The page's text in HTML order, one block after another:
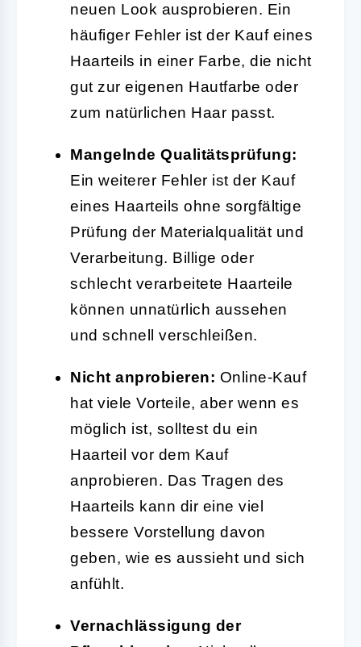
neuen Look ausprobieren. Ein
häufiger Fehler ist der Kauf eines
Haarteils in einer Farbe, die nicht
gut zur eigenen Hautfarbe oder
zum natürlichen Haar passt.
Mangelnde Qualitätsprüfung:
Ein weiterer Fehler ist der Kauf
eines Haarteils ohne sorgfältige
Prüfung der Materialqualität und
Verarbeitung. Billige oder
schlecht verarbeitete Haarteile
können unnatürlich aussehen
und schnell verschleißen.
Nicht anprobieren: Online-Kauf
hat viele Vorteile, aber wenn es
möglich ist, solltest du ein
Haarteil vor dem Kauf
anprobieren. Das Tragen des
Haarteils kann dir eine viel
bessere Vorstellung davon
geben, wie es aussieht und sich
anfühlt.
Vernachlässigung der